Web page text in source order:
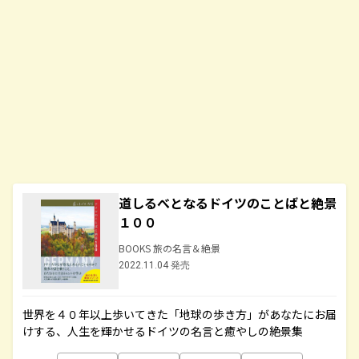
道しるべとなるドイツのことばと絶景
１００
BOOKS 旅の名言＆絶景
2022.11.04 発売
世界を４０年以上歩いてきた「地球の歩き方」があなたにお届
けする、人生を輝かせるドイツの名言と癒やしの絶景集